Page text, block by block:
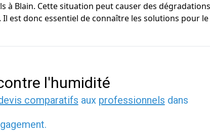
à Blain. Cette situation peut causer des
est donc essentiel de connaître les solutions pour
l'humidité
comparatifs aux professionnels dans